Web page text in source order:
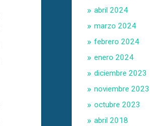
abril 2024
marzo 2024
febrero 2024
enero 2024
diciembre 2023
noviembre 2023
octubre 2023
abril 2018